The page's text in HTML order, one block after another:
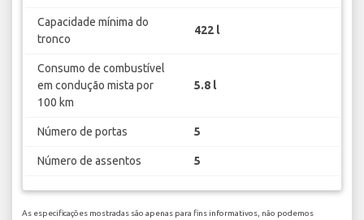
Capacidade mínima do
tronco
422 l
Consumo de combustível
em condução mista por
100 km
5.8 l
Número de portas 5
Número de assentos 5
As especificações mostradas são apenas para fins informativos, não podemos